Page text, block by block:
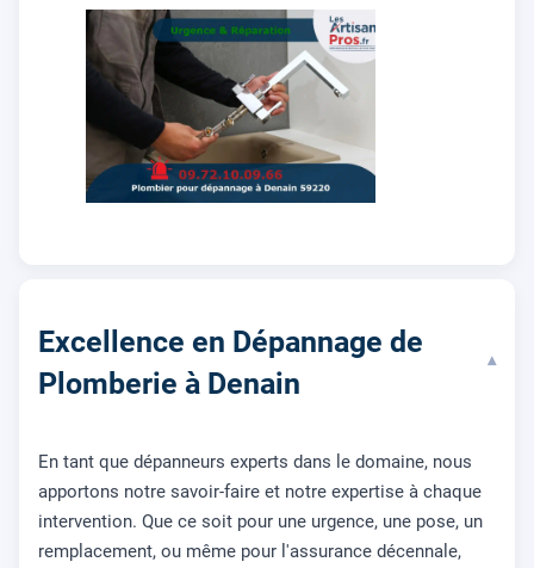
Excellence en Dépannage de
Plomberie à Denain
▾
En tant que dépanneurs experts dans le domaine, nous
apportons notre savoir-faire et notre expertise à chaque
intervention. Que ce soit pour une urgence, une pose, un
remplacement, ou même pour l'assurance décennale,